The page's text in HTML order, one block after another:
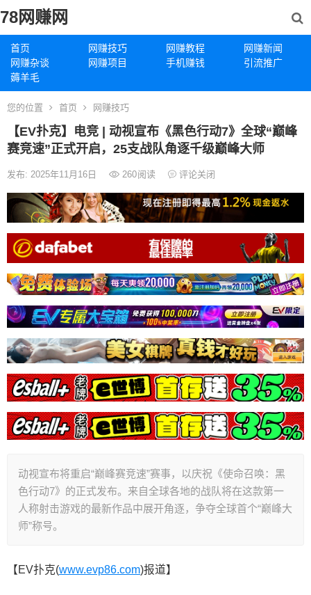
78网赚网
首页 网赚技巧 网赚教程
网赚新闻
网赚杂谈
网赚项目 手机赚钱
引流推广
薅羊毛
您的位置 首页 网赚技巧
【EV扑克】电竞 | 动视宣布《黑色行动7》全球“巅峰
赛竞速”正式开启，25支战队角逐千级巅峰大师
发布: 2025年11月16日 260阅读 评论关闭
动视宣布将重启“巅峰赛竞速”赛事，以庆祝《使命召唤：黑
色行动7》的正式发布。来自全球各地的战队将在这款第一
人称射击游戏的最新作品中展开角逐，争夺全球首个“巅峰大
师”称号。
【EV扑克(www.evp86.com)报道】